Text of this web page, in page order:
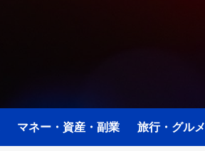
マネー・資産・副業 旅行・グルメ